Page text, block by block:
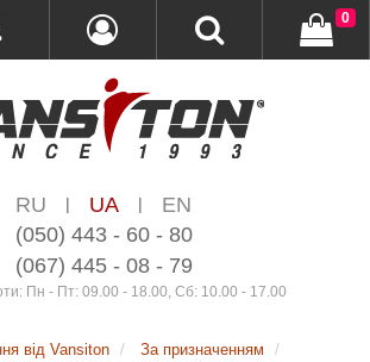
RU | UA |
EN
(050) 443 - 60 - 80
(067) 445 - 08 - 79
Пн - Пт: 09.00 - 18.00, Сб: 10.00 - 17.00
0
від Vansiton
За призначенням